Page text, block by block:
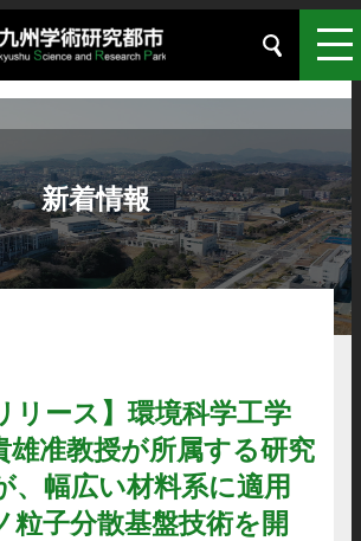
新着情報
リース】環境科学工学
准教授が所属する研究
、幅広い材料系に適用
粒子分散基盤技術を開